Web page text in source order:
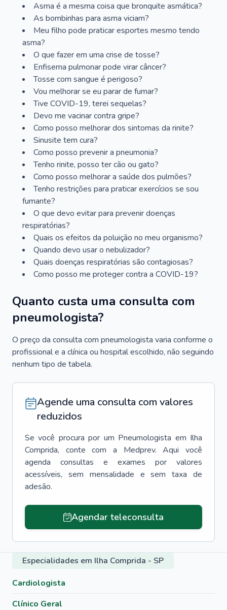
Asma é a mesma coisa que bronquite asmática?
As bombinhas para asma viciam?
Meu filho pode praticar esportes mesmo tendo
asma?
O que fazer em uma crise de tosse?
Enfisema pulmonar pode virar câncer?
Tosse com sangue é perigoso?
Vou melhorar se eu parar de fumar?
Tive COVID-19, terei sequelas?
Devo me vacinar contra gripe?
Como posso melhorar dos sintomas da rinite?
Sinusite tem cura?
Como posso prevenir a pneumonia?
Tenho rinite, posso ter cão ou gato?
Como posso melhorar a saúde dos pulmões?
Tenho restrições para praticar exercícios se sou
fumante?
O que devo evitar para prevenir doenças
respiratórias?
Quais os efeitos da poluição no meu organismo?
Quando devo usar o nebulizador?
Quais doenças respiratórias são contagiosas?
Como posso me proteger contra a COVID-19?
Quanto custa uma consulta com
pneumologista?
O preço da consulta com pneumologista varia conforme o
profissional e a clínica ou hospital escolhido, não seguindo
nenhum tipo de tabela.
Agende uma consulta com valores
reduzidos
Se você procura por um Pneumologista em Ilha
Comprida, conte com a Medprev. Aqui você
agenda consultas e exames por valores
acessíveis, sem mensalidade e sem taxa de
adesão.
Agendar teleconsulta
Especialidades em Ilha Comprida - SP
Cardiologista
Clínico Geral